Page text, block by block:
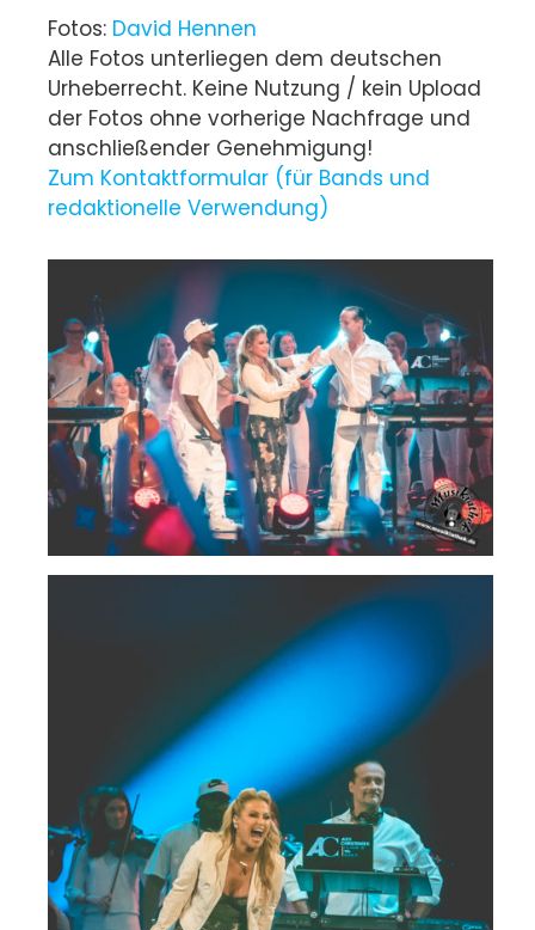
Fotos: David Hennen
Alle Fotos unterliegen dem deutschen
Urheberrecht. Keine Nutzung / kein Upload
der Fotos ohne vorherige Nachfrage und
anschließender Genehmigung!
Zum Kontaktformular (für Bands und
redaktionelle Verwendung)